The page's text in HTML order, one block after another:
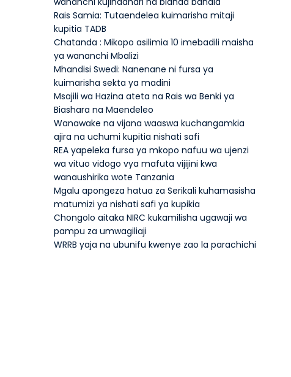
Rais Samia: Tutaendelea kuimarisha mitaji
kupitia TADB
Chatanda : Mikopo asilimia 10 imebadili maisha
ya wananchi Mbalizi
Mhandisi Swedi: Nanenane ni fursa ya
kuimarisha sekta ya madini
Msajili wa Hazina ateta na Rais wa Benki ya
Biashara na Maendeleo
Wanawake na vijana waaswa kuchangamkia
ajira na uchumi kupitia nishati safi
REA yapeleka fursa ya mkopo nafuu wa ujenzi
wa vituo vidogo vya mafuta vijijini kwa
wanaushirika wote Tanzania
Mgalu apongeza hatua za Serikali kuhamasisha
matumizi ya nishati safi ya kupikia
Chongolo aitaka NIRC kukamilisha ugawaji wa
pampu za umwagiliaji
WRRB yaja na ubunifu kwenye zao la parachichi